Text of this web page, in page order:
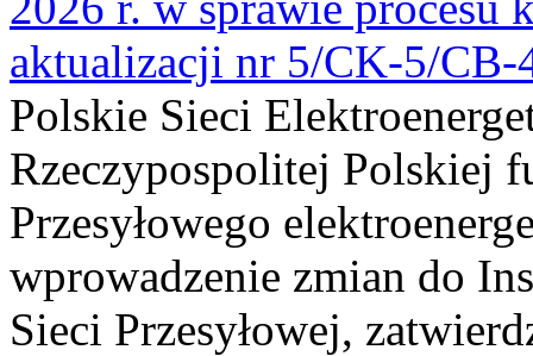
aktualizacji nr 5/CK-5/CB-
Polskie Sieci
Rzeczypospolitej Polskiej
Przesyłowego
wprowadzenie zmian do
Sieci Przesyłowej,